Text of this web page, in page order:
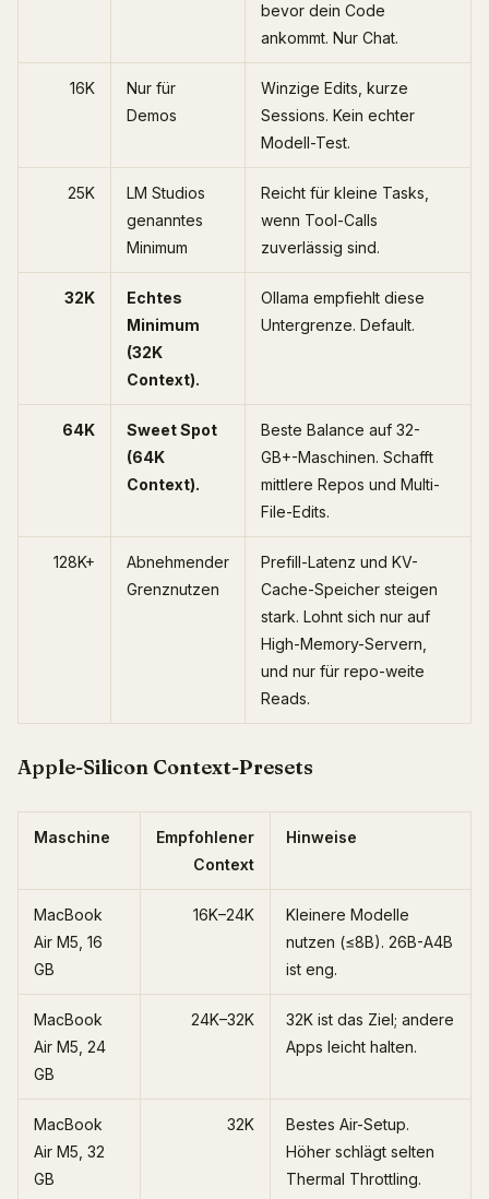
bevor dein Code
ankommt. Nur Chat.
16K
Nur für
Demos
Winzige Edits, kurze
Sessions. Kein echter
Modell-Test.
25K
LM Studios
genanntes
Minimum
Reicht für kleine Tasks,
wenn Tool-Calls
zuverlässig sind.
32K
Echtes
Minimum
(32K
Context).
Ollama empfiehlt diese
Untergrenze. Default.
64K
Sweet Spot
(64K
Context).
Beste Balance auf 32-
GB+-Maschinen. Schafft
mittlere Repos und Multi-
File-Edits.
128K+
Abnehmender
Grenznutzen
Prefill-Latenz und KV-
Cache-Speicher steigen
stark. Lohnt sich nur auf
High-Memory-Servern,
und nur für repo-weite
Reads.
Apple-Silicon Context-Presets
Maschine
Empfohlener
Context
Hinweise
MacBook
Air M5, 16
GB
16K–24K
Kleinere Modelle
nutzen (≤8B). 26B-A4B
ist eng.
MacBook
Air M5, 24
GB
24K–32K
32K ist das Ziel; andere
Apps leicht halten.
MacBook
Air M5, 32
GB
32K
Bestes Air-Setup.
Höher schlägt selten
Thermal Throttling.